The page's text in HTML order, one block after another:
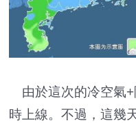
由於這次的冷空氣
時上線。不過，這幾